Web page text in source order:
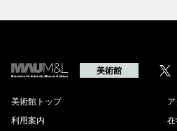
美術館
美術館トップ
利用案内